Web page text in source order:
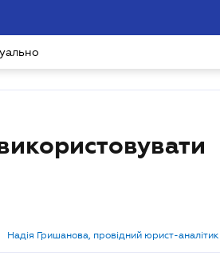
Надія Гришанова, провідний юрист-аналітик